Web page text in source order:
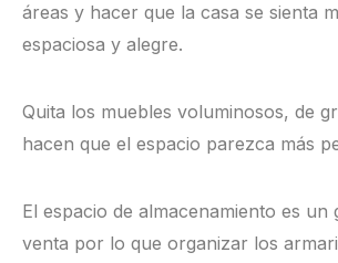
áreas y hacer que la casa se sienta
espaciosa y alegre.
Quita los muebles voluminosos, de
hacen que el espacio parezca más
El espacio de almacenamiento es un
venta por lo que organizar los